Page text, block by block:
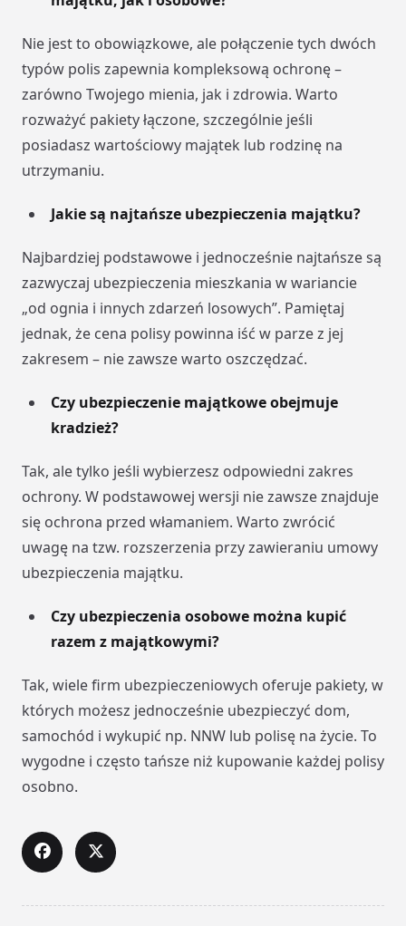
Nie jest to obowiązkowe, ale połączenie tych dwóch
typów polis zapewnia kompleksową ochronę –
zarówno Twojego mienia, jak i zdrowia. Warto
rozważyć pakiety łączone, szczególnie jeśli
posiadasz wartościowy majątek lub rodzinę na
utrzymaniu.
Jakie są najtańsze ubezpieczenia majątku?
Najbardziej podstawowe i jednocześnie najtańsze są
zazwyczaj ubezpieczenia mieszkania w wariancie
„od ognia i innych zdarzeń losowych”. Pamiętaj
jednak, że cena polisy powinna iść w parze z jej
zakresem – nie zawsze warto oszczędzać.
Czy ubezpieczenie majątkowe obejmuje
kradzież?
Tak, ale tylko jeśli wybierzesz odpowiedni zakres
ochrony. W podstawowej wersji nie zawsze znajduje
się ochrona przed włamaniem. Warto zwrócić
uwagę na tzw. rozszerzenia przy zawieraniu umowy
ubezpieczenia majątku.
Czy ubezpieczenia osobowe można kupić
razem z majątkowymi?
Tak, wiele firm ubezpieczeniowych oferuje pakiety, w
których możesz jednocześnie ubezpieczyć dom,
samochód i wykupić np. NNW lub polisę na życie. To
wygodne i często tańsze niż kupowanie każdej polisy
osobno.